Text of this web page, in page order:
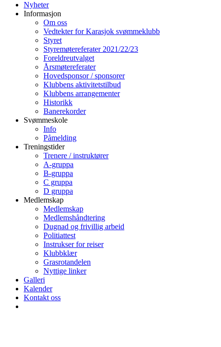
Nyheter
Informasjon
Om oss
Vedtekter for Karasjok svømmeklubb
Styret
Styremøtereferater 2021/22/23
Foreldreutvalget
Årsmøtereferater
Hovedsponsor / sponsorer
Klubbens aktivitetstilbud
Klubbens arrangementer
Historikk
Banerekorder
Svømmeskole
Info
Påmelding
Treningstider
Trenere / instruktører
A-gruppa
B-gruppa
C gruppa
D gruppa
Medlemskap
Medlemskap
Medlemshåndtering
Dugnad og frivillig arbeid
Politiattest
Instrukser for reiser
Klubbklær
Grasrotandelen
Nyttige linker
Galleri
Kalender
Kontakt oss